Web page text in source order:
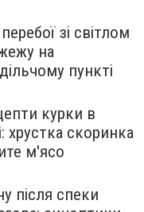
зі світлом
на
пункті
курки в
хрустка скоринка
м'ясо
після спеки